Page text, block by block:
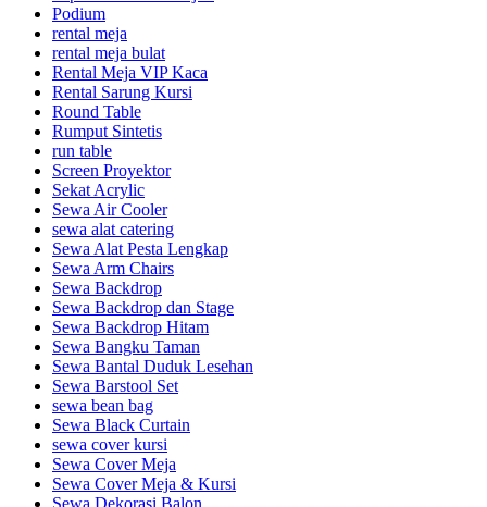
Podium
rental meja
rental meja bulat
Rental Meja VIP Kaca
Rental Sarung Kursi
Round Table
Rumput Sintetis
run table
Screen Proyektor
Sekat Acrylic
Sewa Air Cooler
sewa alat catering
Sewa Alat Pesta Lengkap
Sewa Arm Chairs
Sewa Backdrop
Sewa Backdrop dan Stage
Sewa Backdrop Hitam
Sewa Bangku Taman
Sewa Bantal Duduk Lesehan
Sewa Barstool Set
sewa bean bag
Sewa Black Curtain
sewa cover kursi
Sewa Cover Meja
Sewa Cover Meja & Kursi